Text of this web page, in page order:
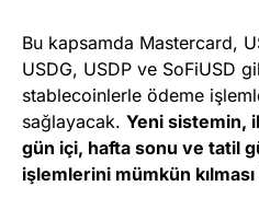
Bu kapsamda Mastercard,
USDG, USDP ve SoFiUSD
stablecoinlerle ödeme
sağlayacak. Yeni sistemin,
gün içi, hafta sonu ve tatil
işlemlerini mümkün